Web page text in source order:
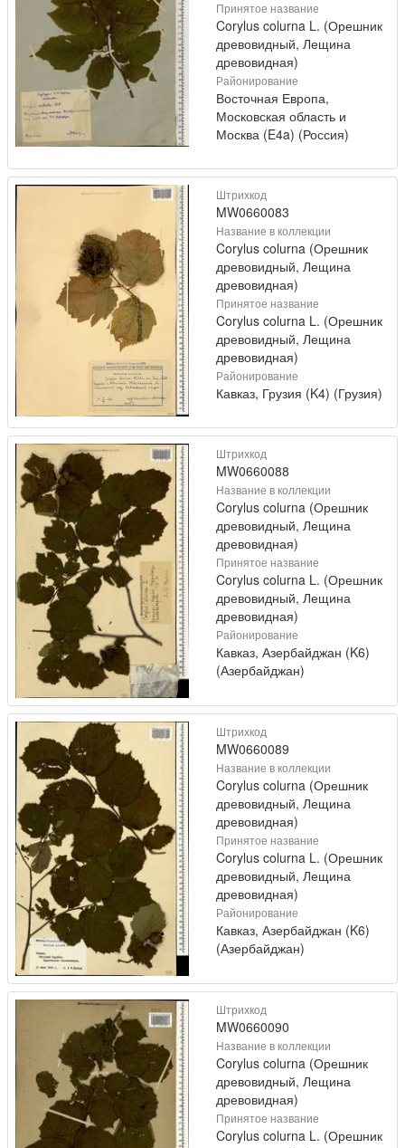
Принятое название
Corylus colurna L. (Орешник
древовидный, Лещина
древовидная)
Районирование
Восточная Европа,
Московская область и
Москва (E4a) (Россия)
Штрихкод
MW0660083
Название в коллекции
Corylus colurna (Орешник
древовидный, Лещина
древовидная)
Принятое название
Corylus colurna L. (Орешник
древовидный, Лещина
древовидная)
Районирование
Кавказ, Грузия (K4) (Грузия)
Штрихкод
MW0660088
Название в коллекции
Corylus colurna (Орешник
древовидный, Лещина
древовидная)
Принятое название
Corylus colurna L. (Орешник
древовидный, Лещина
древовидная)
Районирование
Кавказ, Азербайджан (K6)
(Азербайджан)
Штрихкод
MW0660089
Название в коллекции
Corylus colurna (Орешник
древовидный, Лещина
древовидная)
Принятое название
Corylus colurna L. (Орешник
древовидный, Лещина
древовидная)
Районирование
Кавказ, Азербайджан (K6)
(Азербайджан)
Штрихкод
MW0660090
Название в коллекции
Corylus colurna (Орешник
древовидный, Лещина
древовидная)
Принятое название
Corylus colurna L. (Орешник